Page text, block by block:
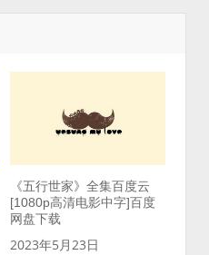
《五行世家》全集百度云
[1080p高清电影中字]百度
网盘下载
2023年5月23日